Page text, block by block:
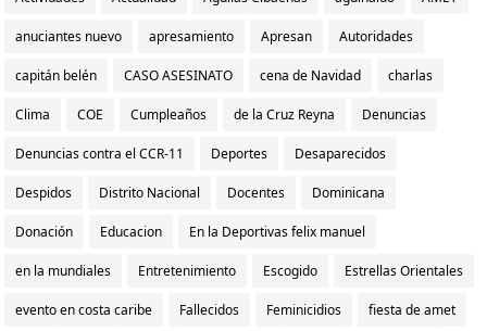
anuciantes nuevo apresamiento Apresan Autoridades
capitán belén CASO ASESINATO cena de Navidad charlas
Clima COE Cumpleaños de la Cruz Reyna Denuncias
Denuncias contra el CCR-11 Deportes Desaparecidos
Despidos Distrito Nacional Docentes Dominicana
Donación Educacion En la Deportivas felix manuel
en la mundiales Entretenimiento Escogido Estrellas Orientales
evento en costa caribe Fallecidos Feminicidios fiesta de amet